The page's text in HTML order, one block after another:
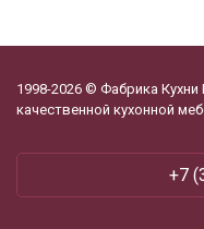
1998-2026 © Фабрика
качественной кухонной
+7